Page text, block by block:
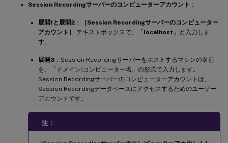
Session Recordingサーバーのコンピューターアカウント ：
展開1と展開2 ：
［Session Recordingサーバーのコンピューター
アカウント］
テキストボックスで、「localhost 」と入力しま
す。
展開3 ：Session Recordingサーバーをホストするマシンの名前
を、「ドメイン\コンピューター名」の形式で入力します。
Session Recordingサーバーのコンピューターアカウントは、
Session Recordingデータベースにアクセスするためのユーザー
アカウントです。
注：